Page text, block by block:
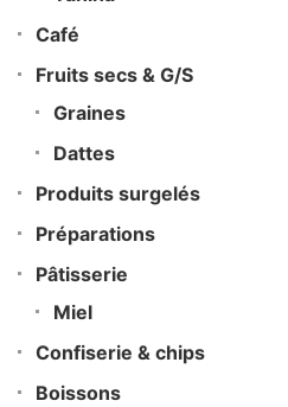
Café
Fruits secs & G/S
Graines
Dattes
Produits surgelés
Préparations
Pâtisserie
Miel
Confiserie & chips
Boissons